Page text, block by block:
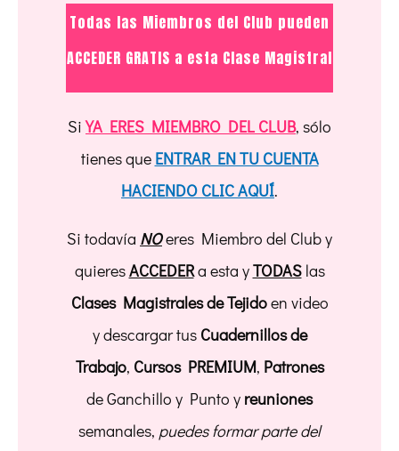
Todas las Miembros del Club pueden
ACCEDER GRATIS a esta Clase Magistral
SiYA ERES MIEMBRO DEL CLUB, sólo
tienes que ENTRAR EN TU CUENTA
HACIENDO CLIC AQUÍ.
Si todavía NOeres Miembro del Club y
quieresACCEDERa esta yTODASlas
Clases Magistrales de Tejidoen video
y descargar tus Cuadernillos de
Trabajo, Cursos PREMIUM, Patrones
de Ganchillo y Punto y reuniones
semanales, puedes formar parte del